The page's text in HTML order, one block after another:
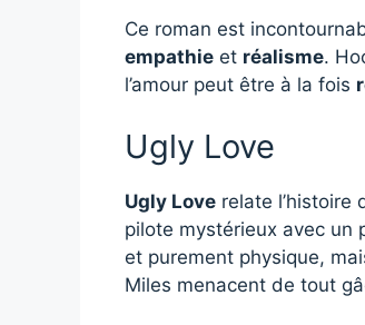
Ce roman est
empathie et réalisme.
l’amour peut être à la fois
Ugly Love
Ugly Love relate l’histoire
pilote mystérieux avec un
et purement physique,
Miles menacent de tout